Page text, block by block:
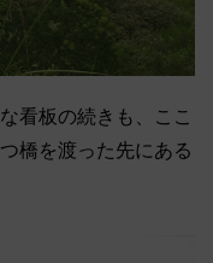
看板の続きも、ここ
橋を渡った先にある